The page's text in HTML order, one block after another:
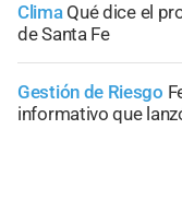
Clima Qué dice el
de Santa Fe
Gestión de Riesgo
informativo que